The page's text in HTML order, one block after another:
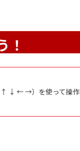
！
↑ ↓ ← →）を使って操作